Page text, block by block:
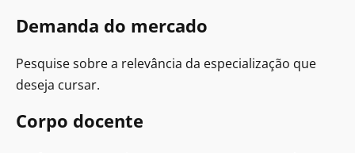
Demanda do mercado
Pesquise sobre a relevância da especialização que
deseja cursar.
Corpo docente